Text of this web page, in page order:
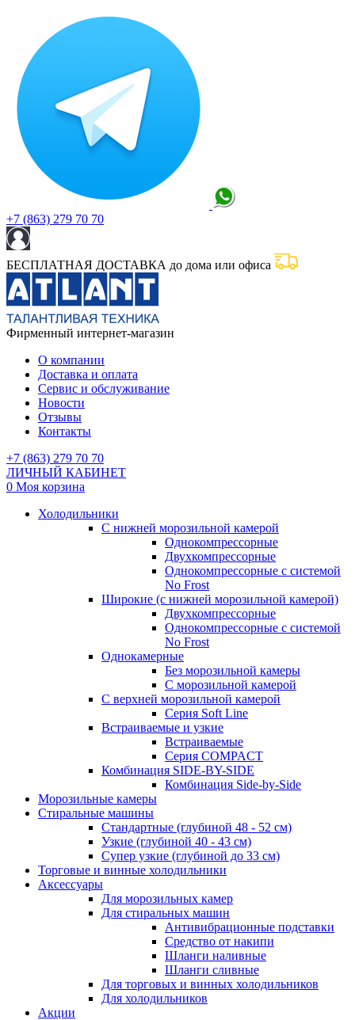
+7 (863) 279 70 70
БЕСПЛАТНАЯ ДОСТАВКА до дома или офиса
Фирменный интернет-магазин
О компании
Доставка и оплата
Сервис и обслуживание
Новости
Отзывы
Контакты
+7 (863) 279 70 70
ЛИЧНЫЙ КАБИНЕТ
0 Моя корзина
Холодильники
С нижней морозильной камерой
Однокомпрессорные
Двухкомпрессорные
Однокомпрессорные с системой
No Frost
Широкие (с нижней морозильной камерой)
Двухкомпрессорные
Однокомпрессорные с системой
No Frost
Однокамерные
Без морозильной камеры
С морозильной камерой
С верхней морозильной камерой
Серия Soft Line
Встраиваемые и узкие
Встраиваемые
Серия СOMPACT
Комбинация SIDE-BY-SIDE
Комбинация Side-by-Side
Морозильные камеры
Стиральные машины
Стандартные (глубиной 48 - 52 см)
Узкие (глубиной 40 - 43 см)
Супер узкие (глубиной до 33 см)
Торговые и винные холодильники
Аксессуары
Для морозильных камер
Для стиральных машин
Антивибрационные подставки
Средство от накипи
Шланги наливные
Шланги сливные
Для торговых и винных холодильников
Для холодильников
Акции